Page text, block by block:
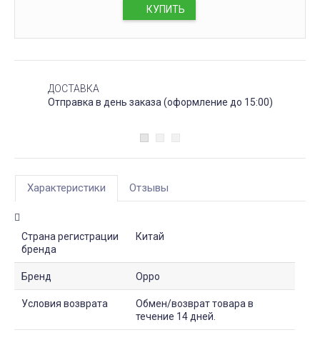
КУПИТЬ
ДОСТАВКА
Отправка в день заказа (оформление до 15:00)
Характеристики Отзывы
Страна регистрации
бренда
Китай
Бренд Oppo
Условия возврата
Обмен/возврат товара в
течение 14 дней.